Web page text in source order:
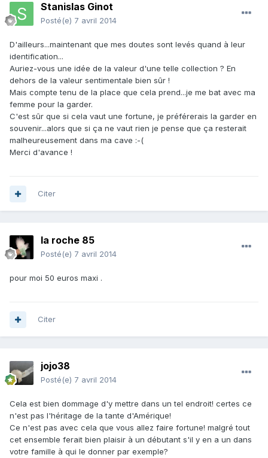
Stanislas Ginot
Posté(e) 7 avril 2014
D'ailleurs...maintenant que mes doutes sont levés quand à leur
identification...
Auriez-vous une idée de la valeur d'une telle collection ? En
dehors de la valeur sentimentale bien sûr !
Mais compte tenu de la place que cela prend...je me bat avec ma
femme pour la garder.
C'est sûr que si cela vaut une fortune, je préférerais la garder en
souvenir...alors que si ça ne vaut rien je pense que ça resterait
malheureusement dans ma cave :-(
Merci d'avance !
Citer
la roche 85
Posté(e) 7 avril 2014
pour moi 50 euros maxi .
Citer
jojo38
Posté(e) 7 avril 2014
Cela est bien dommage d'y mettre dans un tel endroit! certes ce
n'est pas l'héritage de la tante d'Amérique!
Ce n'est pas avec cela que vous allez faire fortune! malgré tout
cet ensemble ferait bien plaisir à un débutant s'il y en a un dans
votre famille à qui le donner par exemple?